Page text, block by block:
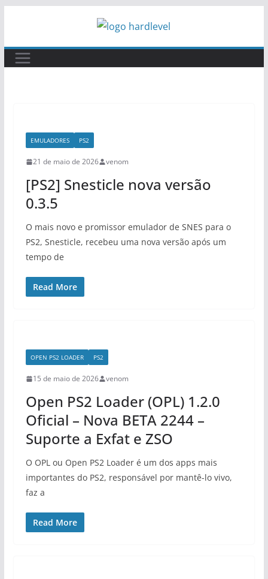
o
conteúdo
EMULADORES PS2
21 de maio de 2026 venom
[PS2] Snesticle nova versão
0.3.5
O mais novo e promissor emulador de SNES para o
PS2, Snesticle, recebeu uma nova versão após um
tempo de
Read More
OPEN PS2 LOADER PS2
15 de maio de 2026 venom
Open PS2 Loader (OPL) 1.2.0
Oficial – Nova BETA 2244 –
Suporte a Exfat e ZSO
O OPL ou Open PS2 Loader é um dos apps mais
importantes do PS2, responsável por mantê-lo vivo,
faz a
Read More